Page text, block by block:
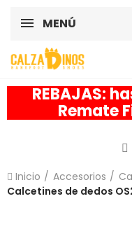
MENÚ
REBAJAS:
Remate
Inicio Accesorios
Calcetines de dedos